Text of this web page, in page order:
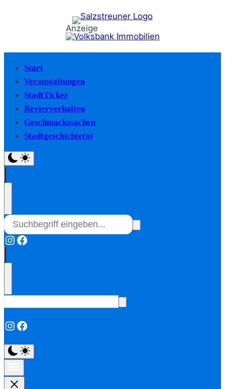
Anzeige
Start
Veranstaltungen
StadtTicker
Revierverhalten
Geschmackssachen
Stadtgeschichte(n)
Instagram
Facebook
Instagram
Facebook